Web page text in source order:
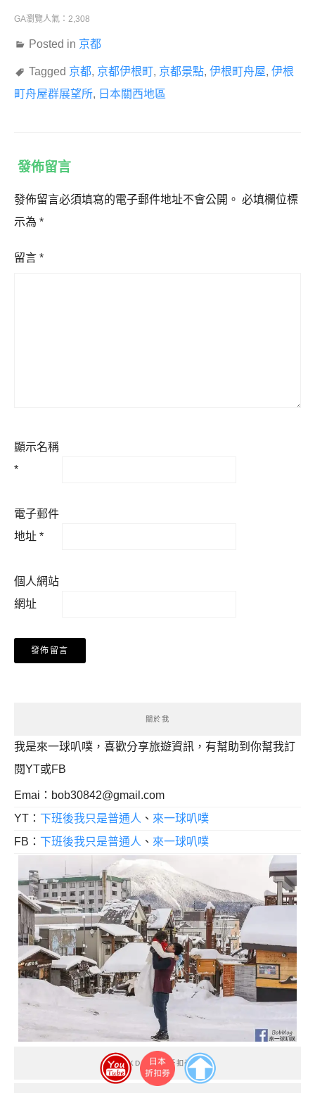
GA瀏覽人氣：2,308
Posted in 京都
Tagged 京都, 京都伊根町, 京都景點, 伊根町舟屋, 伊根
町舟屋群展望所, 日本關西地區
發佈留言
發佈留言必須填寫的電子郵件地址不會公開。 必填欄位標
示為 *
留言 *
顯示名稱
*
電子郵件
地址 *
個人網站
網址
關於我
我是來一球叭噗，喜歡分享旅遊資訊，有幫助到你幫我訂
閱YT或FB
Emai： bob30842@gmail.com
YT： 下班後我只是普通人 、 來一球叭噗
FB： 下班後我只是普通人 、 來一球叭噗
KKDAY讀者折扣券